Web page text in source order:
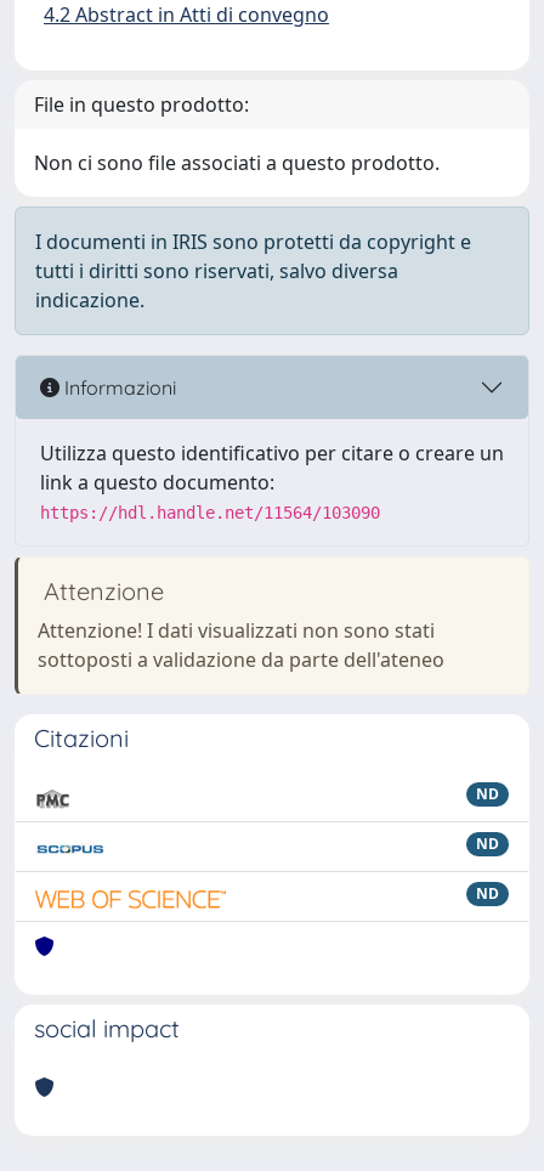
4.2 Abstract in Atti di convegno
File in questo prodotto:
Non ci sono file associati a questo prodotto.
I documenti in IRIS sono protetti da copyright e
tutti i diritti sono riservati, salvo diversa
indicazione.
Informazioni
Utilizza questo identificativo per citare o creare un
link a questo documento:
https://hdl.handle.net/11564/103090
Attenzione
Attenzione! I dati visualizzati non sono stati
sottoposti a validazione da parte dell'ateneo
Citazioni
ND
ND
ND
social impact